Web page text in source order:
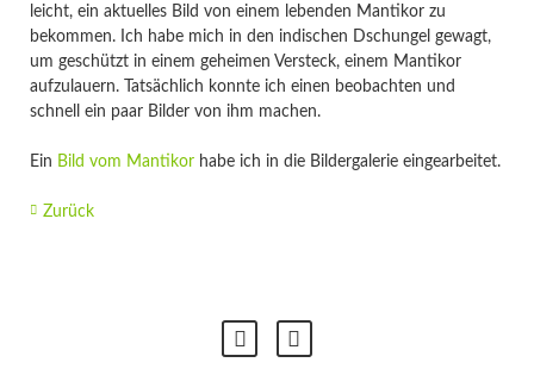
leicht, ein aktuelles Bild von einem lebenden Mantikor zu
bekommen. Ich habe mich in den indischen Dschungel gewagt,
um geschützt in einem geheimen Versteck, einem Mantikor
aufzulauern. Tatsächlich konnte ich einen beobachten und
schnell ein paar Bilder von ihm machen.
Ein Bild vom Mantikorhabe ich in die Bildergalerie eingearbeitet.
Zurück